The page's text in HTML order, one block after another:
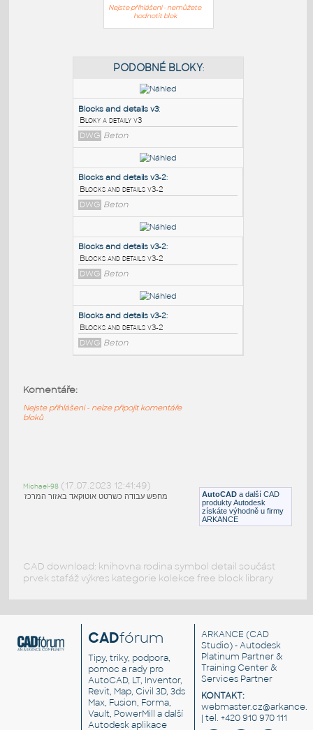
Nejste přihlášeni - nemůžete
hodnotit blok
PODOBNÉ BLOKY
Blocks and details v3:
Bloky a detaily v3
DWG Beton
Blocks and details v3-2
Blocks and details v3-2
DWG Beton
DWG Beton
DWG Beton AutoCAD a další CAD
produkty Autodesk
získáte výhodně u firmy
ARKANCE
Komentáře:
Nejste přihlášeni - nelze připojit komentáře
bloků
Michael-98 (17.07.2023 12:41:49)
מחפש עבודה כשרטט אוטוקאד באזור המרכז
CAD download: knihovna rodina symbol detail součást
prvek stafáž výkres kategorie kolekce free block library
CADfórum
Tipy, triky, podpora,
pomoc a rady pro
AutoCAD, LT, Inventor,
Revit, Map, Civil 3D, 3ds
Max, Fusion, Forma,
Vault, PowerMill a další
Autodesk aplikace
ARKANCE (CAD
Studio) - Autodesk
Platinum Partner &
Training Center &
Services Partner
KONTAKT:
| tel. +420 910 970 111